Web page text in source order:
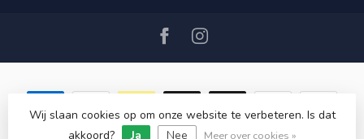
© Copyright 2026 SAIL360 watersport and boat equipment
Wij slaan cookies op om onze website te verbeteren. Is dat
akkoord?
Ja Nee Meer over cookies »